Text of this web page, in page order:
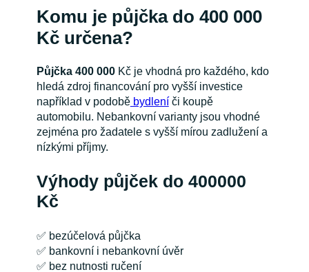
Komu je půjčka do 400 000
Kč určena?
Půjčka 400 000 Kč je vhodná pro každého, kdo
hledá zdroj financování pro vyšší investice
například v podoběbydleníči koupě
automobilu. Nebankovní varianty jsou vhodné
zejména pro žadatele s vyšší mírou zadlužení a
nízkými příjmy.
Výhody půjček do 400000
Kč
✅ bezúčelová půjčka
✅ bankovní i nebankovní úvěr
✅ bez nutnosti ručení